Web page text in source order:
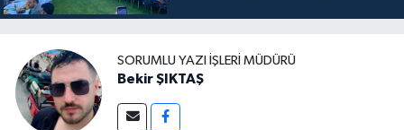
SORUMLU YAZI İŞLERI MÜDÜRÜ
Bekir ŞIKTAŞ